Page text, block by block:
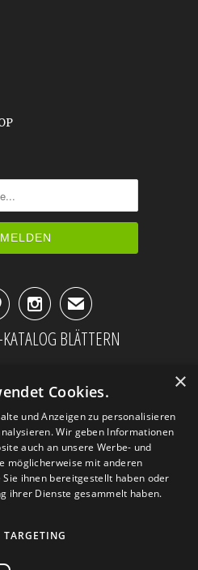
✉
BLÄTTERN
Impressum
×
Cookies.
und Anzeigen zu personalisieren
Wir geben Informationen
auch an unsere Werbe- und
möglicherweise mit anderen
ihnen bereitgestellt haben oder
ihrer Dienste gesammelt haben.
TARGETING